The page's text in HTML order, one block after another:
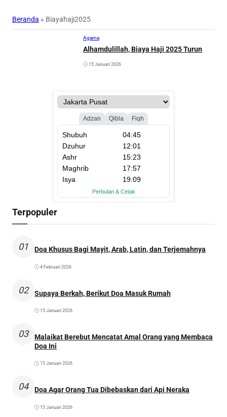
Beranda » Biayahaji2025
Agama
Alhamdulillah, Biaya Haji 2025 Turun
15 Januari 2026
Terpopuler
01 Doa Khusus Bagi Mayit, Arab, Latin, dan Terjemahnya
4 Februari 2026
02 Supaya Berkah, Berikut Doa Masuk Rumah
15 Januari 2026
03
Malaikat Berebut Mencatat Amal Orang yang Membaca
Doa Ini
15 Januari 2026
04 Doa Agar Orang Tua Dibebaskan dari Api Neraka
15 Januari 2026